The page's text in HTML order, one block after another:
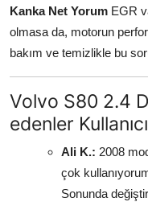
Kanka Net Yorum EGR
olmasa da, motorun
bakım ve temizlikle bu
Volvo S80 2.4
edenler
Ali K.: 2008
çok
Sonunda